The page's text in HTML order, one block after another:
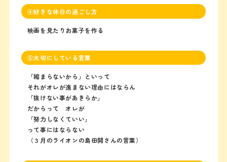
④好きな休日の過ごし方
映画を見たりお菓子を作る
⑤大切にしている言葉
「縮まらないから」といって
それがオレが進まない理由にはならん
「抜けない事があきらか」
だからって オレが
「努力しなくていい」
って事にはならない
（３月のライオンの島田開さんの言葉）